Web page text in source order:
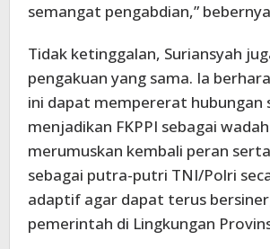
semangat pengabdian,”
Tidak ketinggalan, Suriansyah
pengakuan yang sama. Ia
ini dapat mempererat hubungan
menjadikan FKPPI sebagai
merumuskan kembali peran
sebagai putra-putri TNI/Polri
adaptif agar dapat terus
pemerintah di Lingkungan